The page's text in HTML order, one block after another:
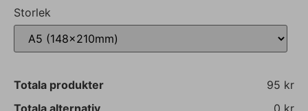
Storlek
Totala produkter
95 kr